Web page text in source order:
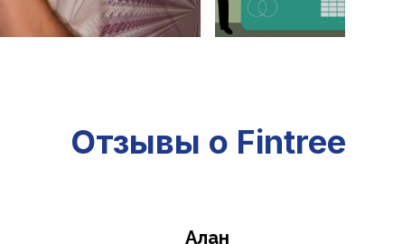
Отзывы о Fintree
Алан